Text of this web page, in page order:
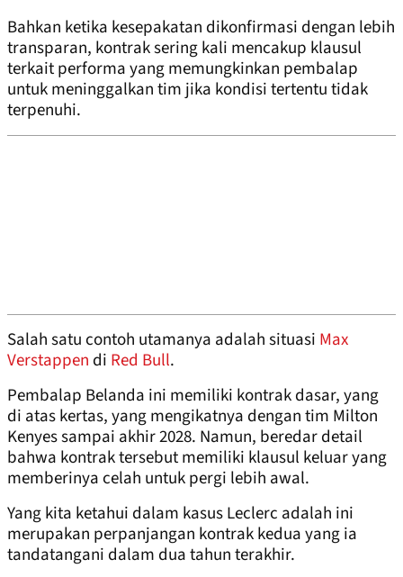
Bahkan ketika kesepakatan dikonfirmasi dengan lebih
transparan, kontrak sering kali mencakup klausul
terkait performa yang memungkinkan pembalap
untuk meninggalkan tim jika kondisi tertentu tidak
terpenuhi.
Salah satu contoh utamanya adalah situasi Max
Verstappen di Red Bull.
Pembalap Belanda ini memiliki kontrak dasar, yang
di atas kertas, yang mengikatnya dengan tim Milton
Kenyes sampai akhir 2028. Namun, beredar detail
bahwa kontrak tersebut memiliki klausul keluar yang
memberinya celah untuk pergi lebih awal.
Yang kita ketahui dalam kasus Leclerc adalah ini
merupakan perpanjangan kontrak kedua yang ia
tandatangani dalam dua tahun terakhir.